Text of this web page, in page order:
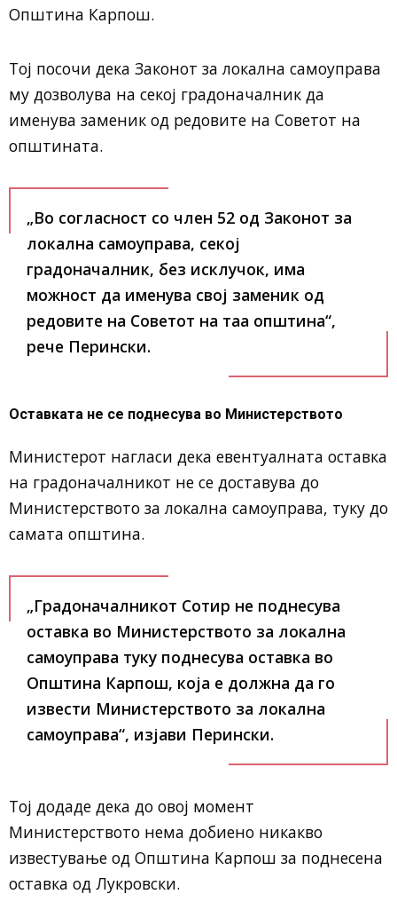
Општина Карпош.
Тој посочи дека Законот за локална самоуправа
му дозволува на секој градоначалник да
именува заменик од редовите на Советот на
општината.
„Во согласност со член 52 од Законот за
локална самоуправа, секој
градоначалник, без исклучок, има
можност да именува свој заменик од
редовите на Советот на таа општина“,
рече Перински.
Оставката не се поднесува во Министерството
Министерот нагласи дека евентуалната оставка
на градоначалникот не се доставува до
Министерството за локална самоуправа, туку до
самата општина.
„Градоначалникот Сотир не поднесува
оставка во Министерството за локална
самоуправа туку поднесува оставка во
Општина Карпош, која е должна да го
извести Министерството за локална
самоуправа“, изјави Перински.
Тој додаде дека до овој момент
Министерството нема добиено никакво
известување од Општина Карпош за поднесена
оставка од Лукровски.